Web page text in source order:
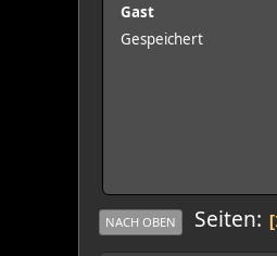
Gast
Gespeichert
NACH OBEN Seiten